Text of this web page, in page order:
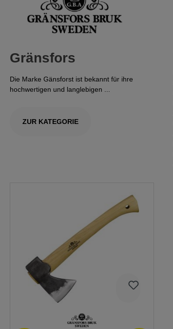
Gränsfors
Die Marke Gänsforst ist bekannt für ihre
hochwertigen und langlebigen ...
ZUR KATEGORIE